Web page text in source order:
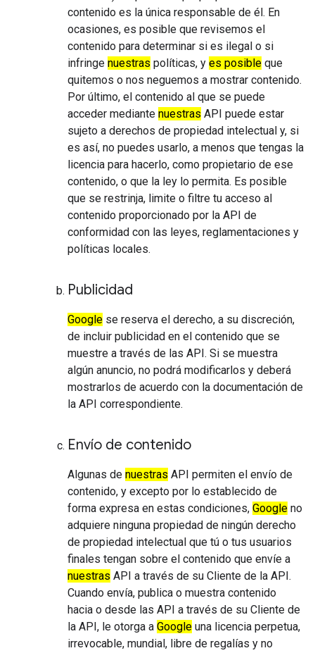
contenido es la única responsable de él. En
ocasiones, es posible que revisemos el
contenido para determinar si es ilegal o si
infringe nuestras políticas, y es posible que
quitemos o nos neguemos a mostrar contenido.
Por último, el contenido al que se puede
acceder mediante nuestras API puede estar
sujeto a derechos de propiedad intelectual y, si
es así, no puedes usarlo, a menos que tengas la
licencia para hacerlo, como propietario de ese
contenido, o que la ley lo permita. Es posible
que se restrinja, limite o filtre tu acceso al
contenido proporcionado por la API de
conformidad con las leyes, reglamentaciones y
políticas locales.
Publicidad
Google se reserva el derecho, a su discreción,
de incluir publicidad en el contenido que se
muestre a través de las API. Si se muestra
algún anuncio, no podrá modificarlos y deberá
mostrarlos de acuerdo con la documentación de
la API correspondiente.
Envío de contenido
Algunas de nuestras API permiten el envío de
contenido, y excepto por lo establecido de
forma expresa en estas condiciones, Google no
adquiere ninguna propiedad de ningún derecho
de propiedad intelectual que tú o tus usuarios
finales tengan sobre el contenido que envíe a
nuestras API a través de su Cliente de la API.
Cuando envía, publica o muestra contenido
hacia o desde las API a través de su Cliente de
la API, le otorga a Google una licencia perpetua,
irrevocable, mundial, libre de regalías y no